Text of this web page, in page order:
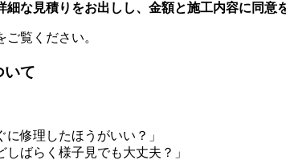
細な見積りをお出しし、 金額と施工内容に同意
ご覧ください。
いて
に修理したほうがいい？」
しばらく様子見でも大丈夫？」